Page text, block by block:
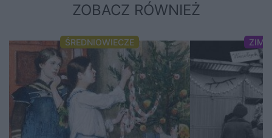
ZOBACZ RÓWNIEŻ
ŚREDNIOWIECZE